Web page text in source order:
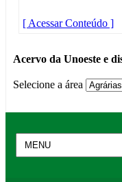
[ Acessar Conteúdo ]
Acervo da Unoeste e
Selecione a área